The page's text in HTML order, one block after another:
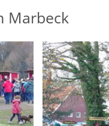
Marbeck